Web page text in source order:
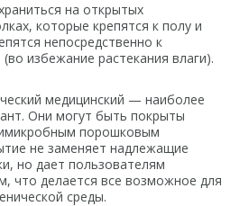
на открытых
которые крепятся к полу и
непосредственно к
избежание растекания влаги).
медицинский — наиболее
Они могут быть покрыты
порошковым
не заменяет надлежащие
но дает пользователям
что делается все возможное для
среды.